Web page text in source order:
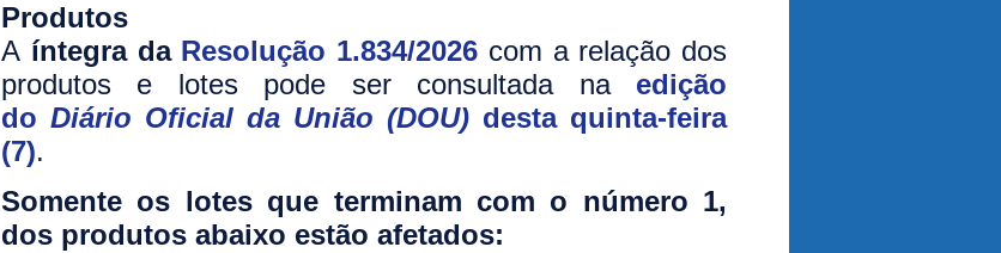
Produtos
A íntegra da Resolução 1.834/2026 com a relação dos
produtos e lotes pode ser consultada na edição
do Diário Oficial da União (DOU) desta quinta-feira
(7).
Somente os lotes que terminam com o número 1,
dos produtos abaixo estão afetados: